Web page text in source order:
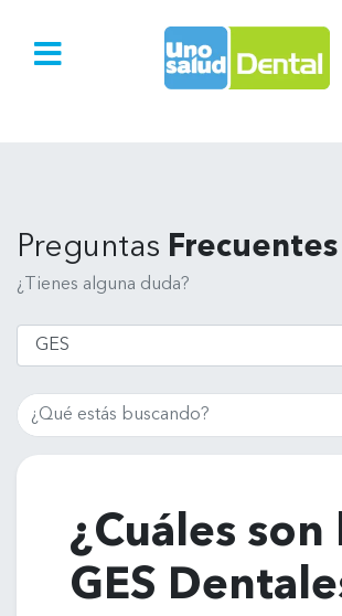
Preguntas Frecuentes
¿Tienes alguna duda?
Buscar
¿Cuáles son
GES